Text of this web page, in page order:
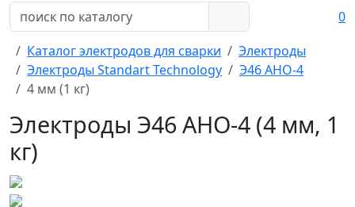
0
Каталог электродов для сварки
Электроды
Электроды Standart Technology
Э46 АНО-4
4 мм (1 кг)
Электроды Э46 АНО-4 (4 мм, 1
кг)